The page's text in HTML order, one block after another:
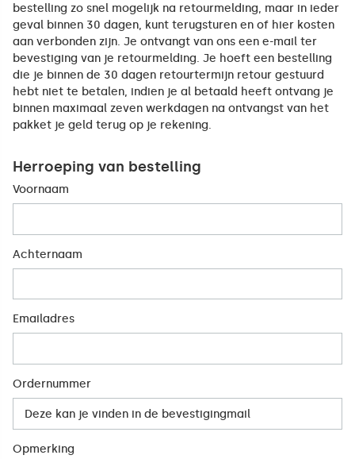
bestelling zo snel mogelijk na retourmelding, maar in ieder
geval binnen 30 dagen, kunt terugsturen en of hier kosten
aan verbonden zijn. Je ontvangt van ons een e-mail ter
bevestiging van je retourmelding. Je hoeft een bestelling
die je binnen de 30 dagen retourtermijn retour gestuurd
hebt niet te betalen, indien je al betaald heeft ontvang je
binnen maximaal zeven werkdagen na ontvangst van het
pakket je geld terug op je rekening.
Herroeping van bestelling
Voornaam
Achternaam
Emailadres
Ordernummer
Opmerking